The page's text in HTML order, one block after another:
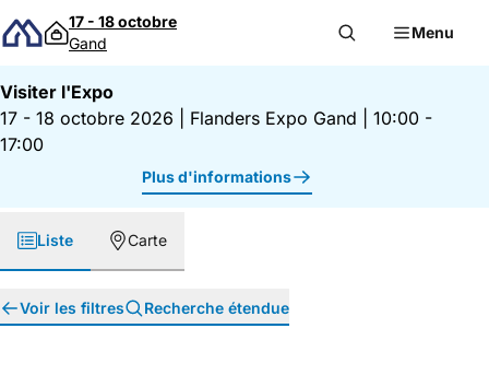
Passer au contenu
17 - 18 octobre
Gand
Menu
Visiter l'Expo
17 - 18 octobre 2026
Flanders Expo Gand
10:00 -
17:00
Plus d'informations
Liste Carte
Voir les filtres Recherche étendue